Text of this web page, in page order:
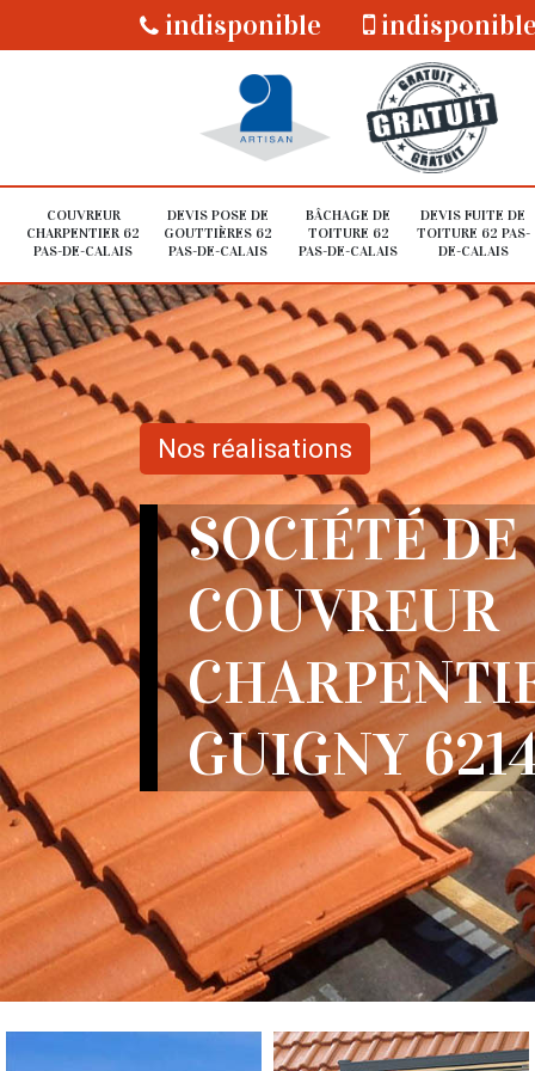
indisponible indisponible
COUVREUR
CHARPENTIER 62
PAS-DE-CALAIS
DEVIS POSE DE
GOUTTIÈRES 62
PAS-DE-CALAIS
BÂCHAGE DE
TOITURE 62
PAS-DE-CALAIS
DEVIS FUITE DE
TOITURE 62 PAS-
DE-CALAIS
Nos réalisations
SOCIÉTÉ DE
COUVREUR
GUIGNY